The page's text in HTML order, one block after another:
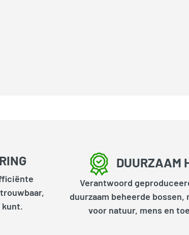
kunt.
DUURZAAM
Verantwoord
duurzaam beheerde
voor natuur, mens en